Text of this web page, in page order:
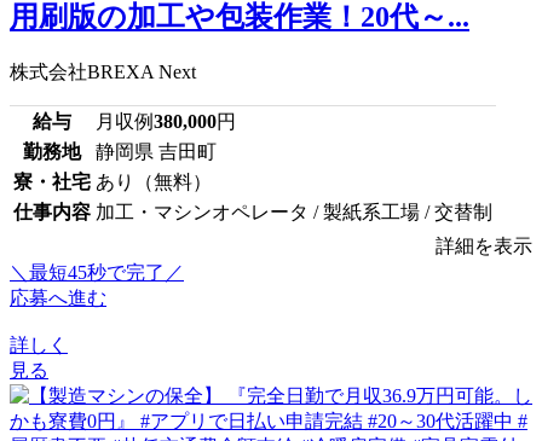
用刷版の加工や包装作業！20代～...
株式会社BREXA Next
給与 月収例380,000円
勤務地
静岡県 吉田町
寮・社宅 あり（無料）
仕事内容 加工・マシンオペレータ / 製紙系工場 / 交替制
詳細を表示
＼最短45秒で完了／
応募へ進む
詳しく
見る